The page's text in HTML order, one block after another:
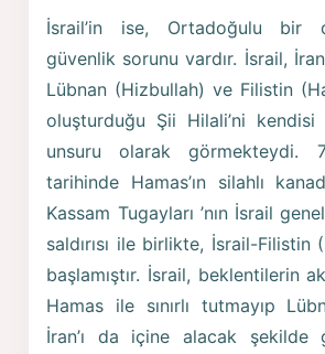
İsrail’in ise, Ortadoğulu bir
güvenlik sorunu vardır. İsrail,
Lübnan (Hizbullah) ve Filistin
oluşturduğu Şii Hilali’ni
unsuru olarak görmekteydi.
tarihinde Hamas’ın silahlı
Kassam Tugayları ’nın İsrail
saldırısı ile birlikte, İsrail-Filistin
başlamıştır. İsrail, beklentilerin
Hamas ile sınırlı tutmayıp
İran’ı da içine alacak şekilde